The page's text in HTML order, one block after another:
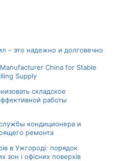
– это надежно и долговечно
China for Stable
Supply
складское
работы
кондиционера и
ремонта
в Ужгороді: порядок
зон і офісних поверхів